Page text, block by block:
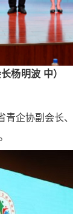
杨明波 中）
企协副会长